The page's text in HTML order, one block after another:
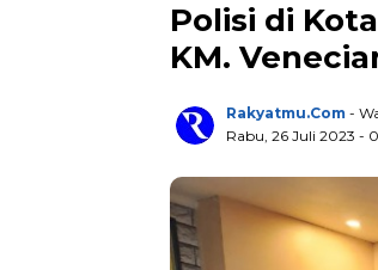
Polisi di
KM.
Rakyatmu.com -
Rabu, 26 Juli 2023 -